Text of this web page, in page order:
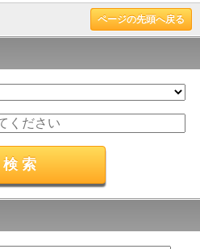
ページの先頭へ戻る